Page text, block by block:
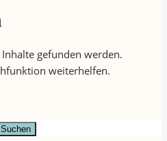
gefunden werden.
weiterhelfen.